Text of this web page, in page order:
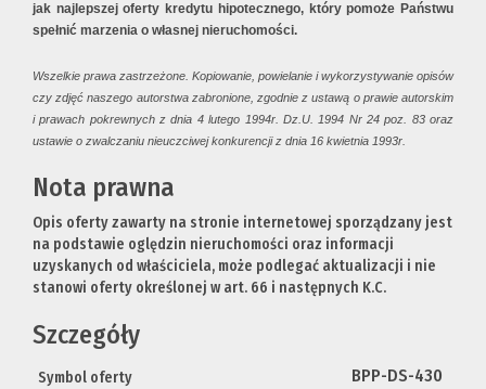
jak najlepszej oferty kredytu hipotecznego, który pomoże Państwu
spełnić marzenia o własnej nieruchomości.
Wszelkie prawa zastrzeżone. Kopiowanie, powielanie i wykorzystywanie opisów
czy zdjęć naszego autorstwa zabronione, zgodnie z ustawą o prawie autorskim
i prawach pokrewnych z dnia 4 lutego 1994r. Dz.U. 1994 Nr 24 poz. 83 oraz
ustawie o zwalczaniu nieuczciwej konkurencji z dnia 16 kwietnia 1993r.
Nota prawna
Opis oferty zawarty na stronie internetowej sporządzany jest
na podstawie oględzin nieruchomości oraz informacji
uzyskanych od właściciela, może podlegać aktualizacji i nie
stanowi oferty określonej w art. 66 i następnych K.C.
Szczegóły
Symbol oferty BPP-DS-430